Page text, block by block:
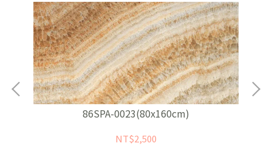
86SPA-0023(80x160cm)
NT$2,500